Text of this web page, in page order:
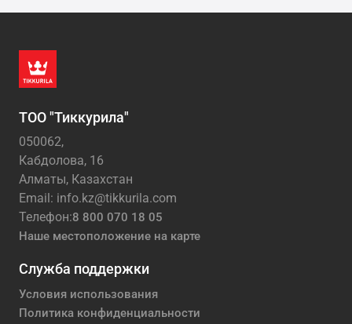
ТОО "Тиккурила"
050062,
Кабдолова, 16
Алматы, Казахстан
Email: info.kz@tikkurila.com
Телефон:8 800 070 18 05
Наше местоположение на карте
Служба поддержки
Условия использования
Политика конфиденциальности